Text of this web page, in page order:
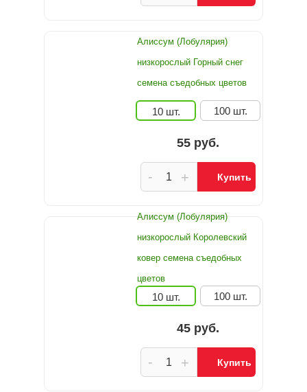
Алиссум (Лобулярия)
низкорослый Горный снег
семена съедобных цветов
10 шт. 100 шт.
55 руб.
+
- Купить
Алиссум (Лобулярия)
низкорослый Королевский
ковер семена съедобных
цветов
10 шт. 100 шт.
45 руб.
+
- Купить